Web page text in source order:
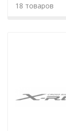
18 товаров